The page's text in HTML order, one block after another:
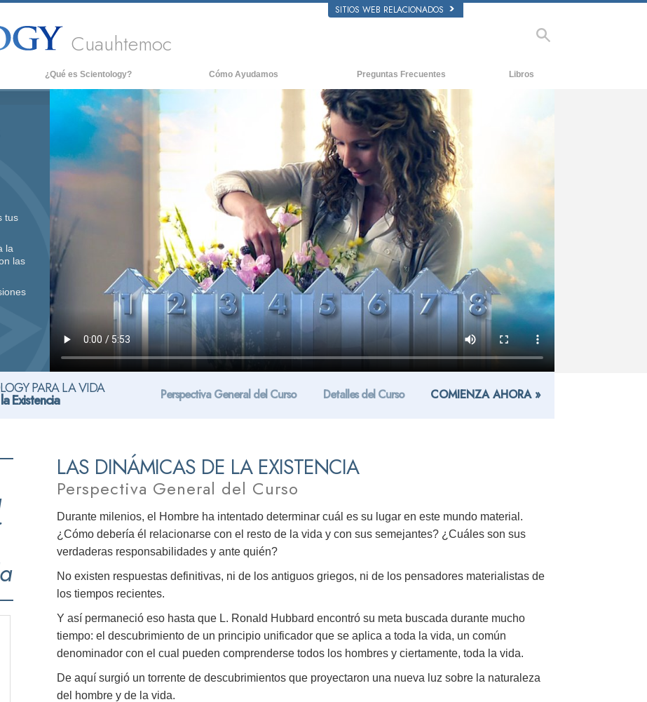
SITIOS WEB RELACIONADOS
Cuauhtemoc
¿Qué es Scientology?
Creencias y Prácticas
Credos y Códigos de Scientology
Qué dicen los Scientologists acerca
de Scientology
Dentro de una Iglesia
Los Principios Básicos de Scientology
Una Introducción a Dianética
Amor y Odio: ¿Qué es Grandeza?
Cómo Ayudamos Preguntas Frecuentes
Antecedentes y principios básicos
Dentro de una Iglesia
La Organización de Scientology
Libros
Libros Iniciales
Audiolibros
Conferencias Introductorias
Películas
tus
la
las
PARA LA VIDA
Existencia Perspectiva General del Curso Detalles del Curso COMIENZA AHORA »
LAS DINÁMICAS DE LA EXISTENCIA
Perspectiva General del Curso
Durante milenios, el Hombre ha intentado determinar cuál es su lugar en este mundo material.
¿Cómo debería él relacionarse con el resto de la vida y con sus semejantes? ¿Cuáles son sus
verdaderas responsabilidades y ante quién?
No existen respuestas definitivas, ni de los antiguos griegos, ni de los pensadores materialistas de
los tiempos recientes.
Y así permaneció eso hasta que L. Ronald Hubbard encontró su meta buscada durante mucho
tiempo: el descubrimiento de un principio unificador que se aplica a toda la vida, un común
denominador con el cual pueden comprenderse todos los hombres y ciertamente, toda la vida.
De aquí surgió un torrente de descubrimientos que proyectaron una nueva luz sobre la naturaleza
del hombre y de la vida.